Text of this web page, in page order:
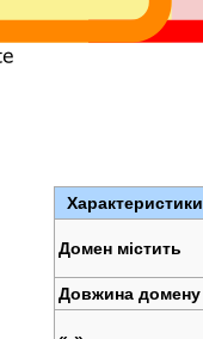
Характеристики
Домен містить
Довжина домену